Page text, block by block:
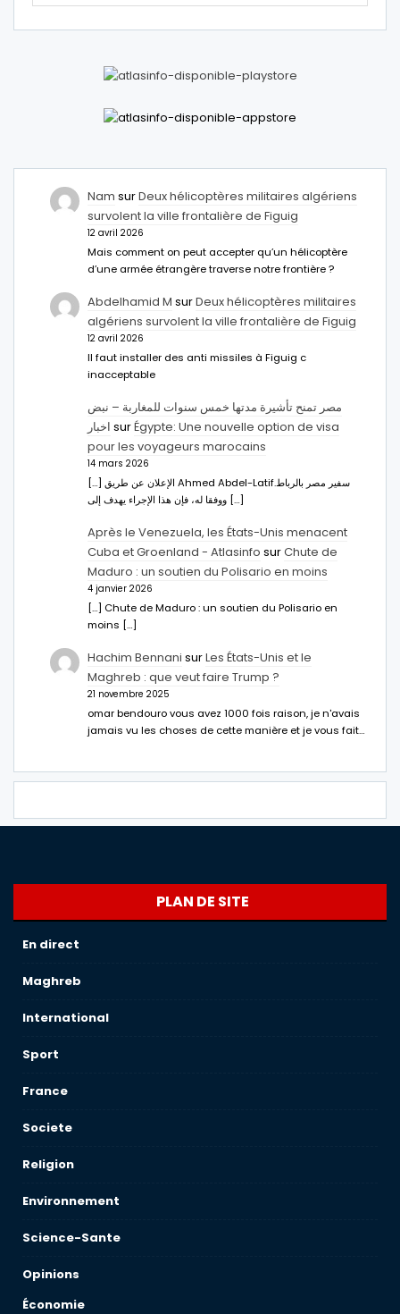
Nam surDeux hélicoptères militaires algériens
survolent la ville frontalière de Figuig
12 avril 2026
Mais comment on peut accepter qu’un hélicoptère
d’une armée étrangère traverse notre frontière ?
Abdelhamid M surDeux hélicoptères militaires
algériens survolent la ville frontalière de Figuig
12 avril 2026
Il faut installer des anti missiles à Figuig c
inacceptable
مصر تمنح تأشيرة مدتها خمس سنوات للمغاربة – نبض
اخبار surÉgypte: Une nouvelle option de visa
pour les voyageurs marocains
14 mars 2026
[…] الإعلان عن طريق Ahmed Abdel-Latifسفير مصر بالرباط.
ووفقا له، فإن هذا الإجراء يهدف إلى […]
Après le Venezuela, les États-Unis menacent
Cuba et Groenland - Atlasinfo surChute de
Maduro : un soutien du Polisario en moins
4 janvier 2026
[…] Chute de Maduro : un soutien du Polisario en
moins […]
Hachim Bennani surLes États-Unis et le
Maghreb : que veut faire Trump ?
21 novembre 2025
omar bendouro vous avez 1000 fois raison, je n'avais
jamais vu les choses de cette manière et je vous fait…
PLAN DE SITE
En direct
Maghreb
International
Sport
France
Societe
Religion
Environnement
Science-Sante
Opinions
Économie